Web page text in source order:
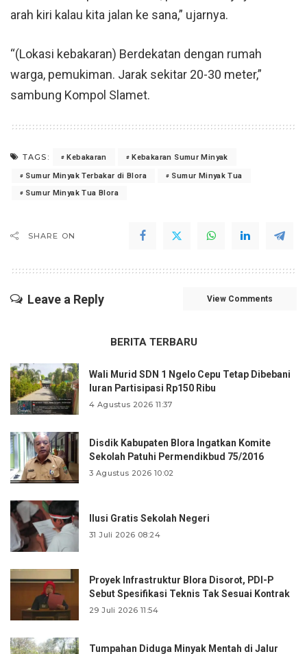
arah kiri kalau kita jalan ke sana,” ujarnya.
“(Lokasi kebakaran) Berdekatan dengan rumah
warga, pemukiman. Jarak sekitar 20-30 meter,”
sambung Kompol Slamet.
TAGS: Kebakaran Kebakaran Sumur Minyak
Sumur Minyak Terbakar di Blora
Sumur Minyak Tua
Sumur Minyak Tua Blora
SHARE ON
Leave a Reply View Comments
BERITA TERBARU
Wali Murid SDN 1 Ngelo Cepu Tetap Dibebani
Iuran Partisipasi Rp150 Ribu
4 Agustus 2026 11:37
Disdik Kabupaten Blora Ingatkan Komite
Sekolah Patuhi Permendikbud 75/2016
3 Agustus 2026 10:02
Ilusi Gratis Sekolah Negeri
31 Juli 2026 08:24
Proyek Infrastruktur Blora Disorot, PDI-P
Sebut Spesifikasi Teknis Tak Sesuai Kontrak
29 Juli 2026 11:54
Tumpahan Diduga Minyak Mentah di Jalur